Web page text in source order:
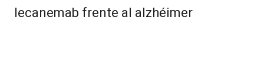
lecanemab frente al alzhéimer